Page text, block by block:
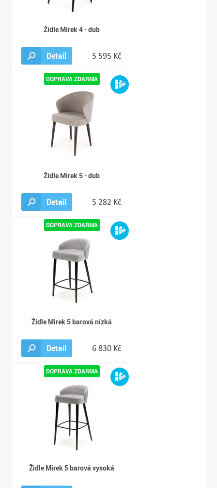
Židle Mirek 4 - dub
Detail 5 595 Kč
Židle Mirek 5 - dub
Detail 5 282 Kč
Židle Mirek 5 barová nízká
Detail 6 830 Kč
Židle Mirek 5 barová vysoká